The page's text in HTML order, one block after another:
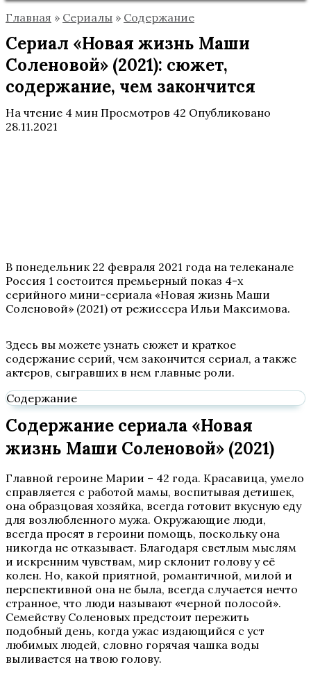
Главная » Сериалы » Содержание
Сериал «Новая жизнь Маши
Соленовой» (2021): сюжет,
содержание, чем закончится
На чтение 4 мин Просмотров 42 Опубликовано
28.11.2021
В понедельник 22 февраля 2021 года на телеканале
Россия 1 состоится премьерный показ 4-х
серийного мини-сериала «Новая жизнь Маши
Соленовой» (2021) от режиссера Ильи Максимова.
Здесь вы можете узнать сюжет и краткое
содержание серий, чем закончится сериал, а также
актеров, сыгравших в нем главные роли.
Содержание
Содержание сериала «Новая
жизнь Маши Соленовой» (2021)
Главной героине Марии – 42 года. Красавица, умело
справляется с работой мамы, воспитывая детишек,
она образцовая хозяйка, всегда готовит вкусную еду
для возлюбленного мужа. Окружающие люди,
всегда просят в героини помощь, поскольку она
никогда не отказывает. Благодаря светлым мыслям
и искренним чувствам, мир склонит голову у её
колен. Но, какой приятной, романтичной, милой и
перспективной она не была, всегда случается нечто
странное, что люди называют «черной полосой».
Семейству Соленовых предстоит пережить
подобный день, когда ужас издающийся с уст
любимых людей, словно горячая чашка воды
выливается на твою голову.